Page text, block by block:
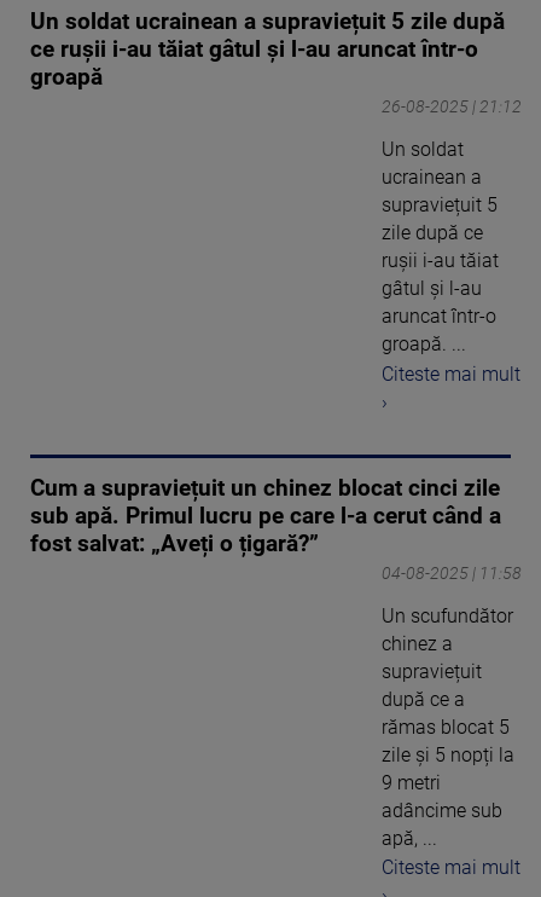
Un soldat ucrainean a supraviețuit 5 zile după
ce rușii i-au tăiat gâtul și l-au aruncat într-o
groapă
26-08-2025 | 21:12
Un soldat
ucrainean a
supraviețuit 5
zile după ce
rușii i-au tăiat
gâtul și l-au
aruncat într-o
groapă. ...
Citeste mai mult
›
Cum a supraviețuit un chinez blocat cinci zile
sub apă. Primul lucru pe care l-a cerut când a
fost salvat: „Aveți o țigară?”
04-08-2025 | 11:58
Un scufundător
chinez a
supraviețuit
după ce a
rămas blocat 5
zile și 5 nopți la
9 metri
adâncime sub
apă, ...
Citeste mai mult